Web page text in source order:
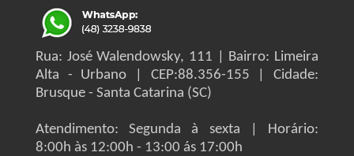
Rua: José Walendowsky, 111 | Bairro: Limeira
Alta - Urbano | CEP:88.356-155 | Cidade:
Brusque - Santa Catarina (SC)
Atendimento: Segunda à sexta | Horário:
8:00h às 12:00h - 13:00 ás 17:00h